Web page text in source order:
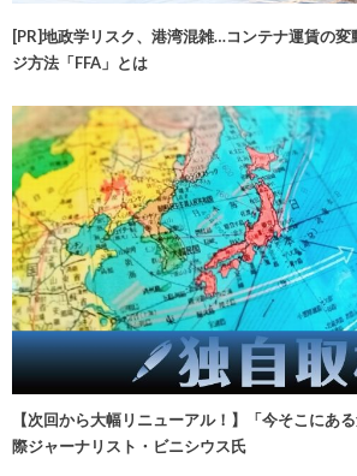
[PR]地政学リスク、港湾混雑…コンテナ運賃の変
ジ方法「FFA」とは
【次回から大幅リニューアル！】「今そこにあ
際ジャーナリスト・ビニシウス氏